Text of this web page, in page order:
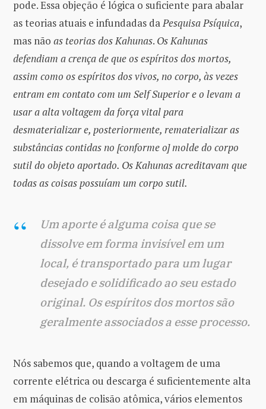
pode. Essa objeção é lógica o suficiente para abalar
as teorias atuais e infundadas daPesquisa Psíquica,
mas não as teorias dos Kahunas. Os Kahunas
defendiam a crença de que os espíritos dos mortos,
assim como os espíritos dos vivos, no corpo, às vezes
entram em contato com um Self Superior e o levam a
usar a alta voltagem da força vital para
desmaterializar e, posteriormente, rematerializar as
substâncias contidas no [conforme o] molde do corpo
sutil do objeto aportado. Os Kahunas acreditavam que
todas as coisas possuíam um corpo sutil.
Um aporte é alguma coisa que se
dissolve em forma invisível em um
local, é transportado para um lugar
desejado e solidificado ao seu estado
original. Os espíritos dos mortos são
geralmente associados a esse processo.
Nós sabemos que, quando a voltagem de uma
corrente elétrica ou descarga é suficientemente alta
em máquinas de colisão atômica, vários elementos